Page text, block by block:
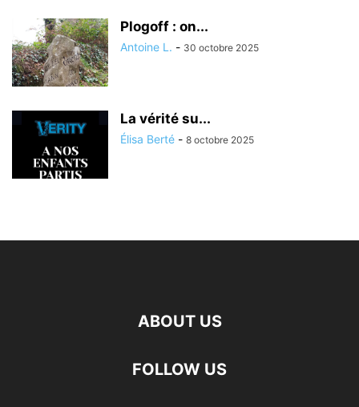
Plogoff : on...
Antoine L. - 30 octobre 2025
La vérité su...
Élisa Berté - 8 octobre 2025
ABOUT US
FOLLOW US